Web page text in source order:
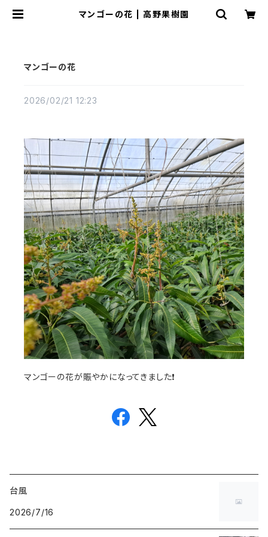
マンゴーの花 | 高野果樹園
マンゴーの花
2026/02/21 12:23
マンゴーの花が賑やかになってきました❗
台風
2026/7/16